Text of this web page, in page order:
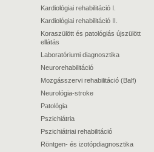
Kardiológiai rehabilitáció I.
Kardiológiai rehabilitáció II.
Koraszülött és patológiás újszülött
ellátás
Laboratóriumi diagnosztika
Neurorehabilitáció
Mozgásszervi rehabilitáció (Balf)
Neurológia-stroke
Patológia
Pszichiátria
Pszichiátriai rehabilitáció
Röntgen- és izotópdiagnosztika